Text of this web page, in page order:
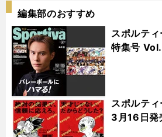
編集部のおすすめ
スポルテ
特集号
スポルテ
3月16日発